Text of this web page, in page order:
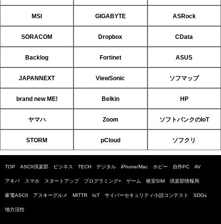
MSI GIGABYTE ASRock
SORACOM Dropbox CData
Backlog Fortinet ASUS
JAPANNEXT ViewSonic ソフマップ
brand new ME! Belkin HP
ヤマハ Zoom ソフトバンクのIoT
STORM pCloud ソフクリ
TOP ASCII倶楽部 ビジネス TECH デジタル iPhone/Mac ホビー 自作PC AV
アキバ スマホ スタートアップ プログラミング+ ゲーム 格安SIM 倶楽部情報局
家電ASCII アスキーグルメ MITTR IoT サイバーセキュリティ小説コンテスト SDGs
地方活性